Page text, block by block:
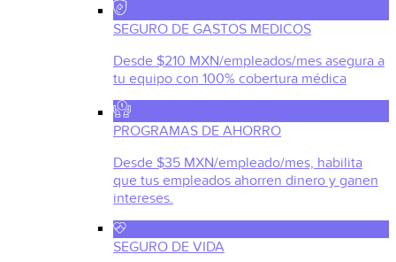
SEGURO DE GASTOS MEDICOS
Desde $210 MXN/empleados/mes asegura a
tu equipo con 100% cobertura médica
PROGRAMAS DE AHORRO
Desde $35 MXN/empleado/mes, habilita
que tus empleados ahorren dinero y ganen
intereses.
SEGURO DE VIDA